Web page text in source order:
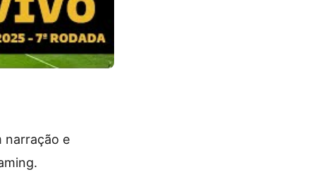
narração e